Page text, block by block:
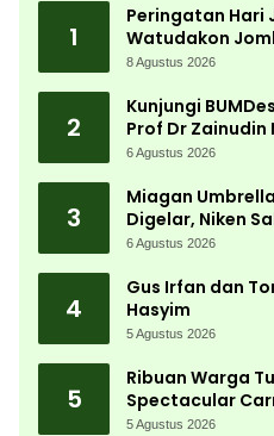
1
Peringatan Hari
Watudakon
Tumpek Blek
8 Agustus 2026
2
Kunjungi
Prof Dr Zainudin
Kemandirian
6 Agustus 2026
3
Miagan
Digelar, Niken
Ribuan
6 Agustus 2026
4
Gus Irfan dan
Hasyim
5 Agustus 2026
5
Ribuan Warga
Spectacular
Kemerdekaan
5 Agustus 2026